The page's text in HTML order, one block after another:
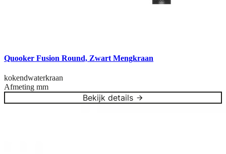
Quooker Fusion Round, Zwart Mengkraan
kokendwaterkraan
Afmeting mm
Bekijk details